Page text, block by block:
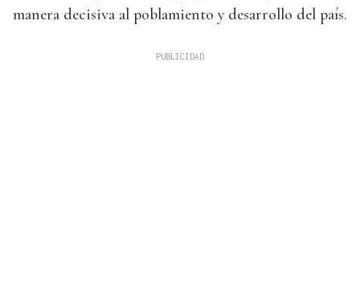
manera decisiva al poblamiento y desarrollo del país.